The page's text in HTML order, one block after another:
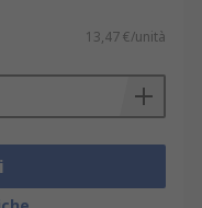
13,47 €/unità